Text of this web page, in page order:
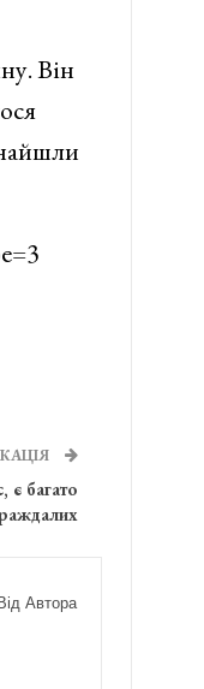
Він
є багато
Автора